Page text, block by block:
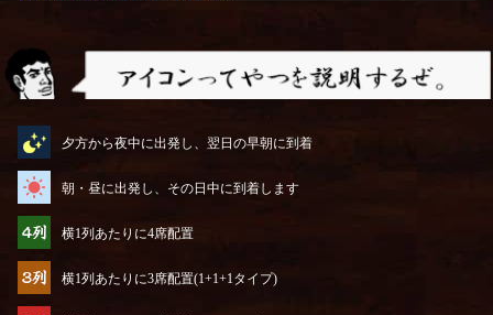
夕方から夜中に出発し、翌日の早朝に到着
朝・昼に出発し、その日中に到着します
横1列あたりに4席配置
横1列あたりに3席配置(1+1+1タイプ)